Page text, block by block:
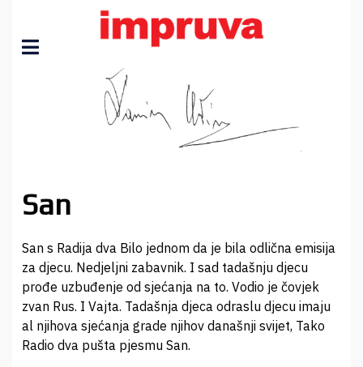
San
San s Radija dva Bilo jednom da je bila odlična emisija
za djecu. Nedjeljni zabavnik. I sad tadašnju djecu
prođe uzbuđenje od sjećanja na to. Vodio je čovjek
zvan Rus. I Vajta. Tadašnja djeca odraslu djecu imaju
al njihova sjećanja grade njihov današnji svijet, Tako
Radio dva pušta pjesmu San.